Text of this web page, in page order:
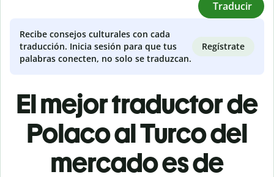
Traducir
Recibe consejos culturales con cada
traducción. Inicia sesión para que tus
palabras conecten, no solo se traduzcan.
Regístrate
El mejor traductor de
Polaco al Turco del
mercado es de